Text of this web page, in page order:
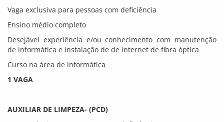
Vaga exclusiva para pessoas com deficiência
Ensino médio completo
Desejável experiência e/ou conhecimento com manutenção
de informática e instalação de de internet de fibra óptica
Curso na área de informática
1 VAGA
AUXILIAR DE LIMPEZA- (PCD)